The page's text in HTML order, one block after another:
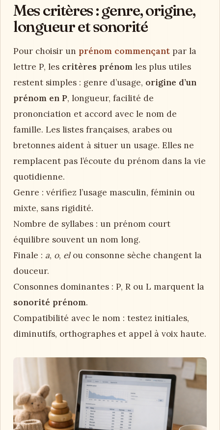
Mes critères : genre, origine,
longueur et sonorité
Pour choisir un prénom commençant par la
lettre P, les critères prénom les plus utiles
restent simples : genre d’usage, origine d’un
prénom en P, longueur, facilité de
prononciation et accord avec le nom de
famille. Les listes françaises, arabes ou
bretonnes aident à situer un usage. Elles ne
remplacent pas l’écoute du prénom dans la vie
quotidienne.
Genre : vérifiez l’usage masculin, féminin ou
mixte, sans rigidité.
Nombre de syllabes : un prénom court
équilibre souvent un nom long.
Finale : a, o, elou consonne sèche changent la
douceur.
Consonnes dominantes : P, R ou L marquent la
sonorité prénom.
Compatibilité avec le nom : testez initiales,
diminutifs, orthographes et appel à voix haute.